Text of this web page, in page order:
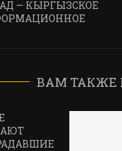
— КЫРГЫЗСКОЕ
ВАМ ТАКЖЕ